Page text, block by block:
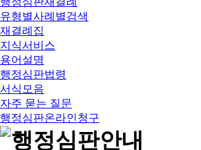
유형별사례별검색
재결례집
지식서비스
용어설명
행정심판법령
서식모음
자주 묻는 질문
행정심판온라인청구